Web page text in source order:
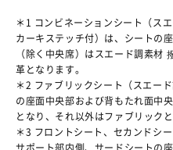
＊1 コンビネーションシート（ス
カーキステッチ付）は、シートの
（除く中央席）はスエード調素材
革となります。
＊2 ファブリックシート（スエー
の座面中央部および背もたれ面中
となり、それ以外はファブリックと
＊3 フロントシート、セカンドシ
サポート部内側、サードシートの